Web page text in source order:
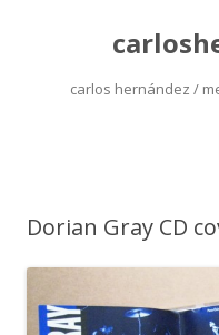
carlos hernández /
Dorian Gray CD